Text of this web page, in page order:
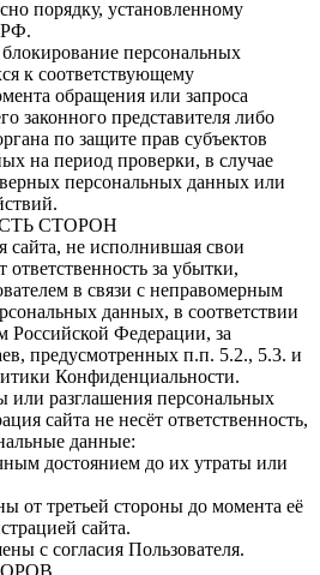
порядку, установленному
РФ.
персональных
к соответствующему
обращения или запроса
законного представителя либо
по защите прав субъектов
на период проверки, в случае
персональных данных или
СТОРОН
сайта, не исполнившая свои
ответственность за убытки,
в связи с неправомерным
данных, в соответствии
Российской Федерации, за
предусмотренных п.п. 5.2., 5.3. и
Конфиденциальности.
или разглашения персональных
сайта не несёт ответственность,
данные:
достоянием до их утраты или
от третьей стороны до момента её
сайта.
с согласия Пользователя.